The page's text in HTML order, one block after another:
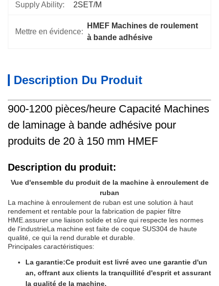
Supply Ability: 2SET/M
Mettre en évidence:
HMEF Machines de roulement
à bande adhésive
Description Du Produit
900-1200 pièces/heure Capacité Machines
de laminage à bande adhésive pour
produits de 20 à 150 mm HMEF
Description du produit:
Vue d'ensemble du produit de la machine à enroulement de
ruban
La machine à enroulement de ruban est une solution à haut
rendement et rentable pour la fabrication de papier filtre
HME.assurer une liaison solide et sûre qui respecte les normes
de l'industrieLa machine est faite de coque SUS304 de haute
qualité, ce qui la rend durable et durable.
Principales caractéristiques:
La garantie:Ce produit est livré avec une garantie d'un
an, offrant aux clients la tranquillité d'esprit et assurant
la qualité de la machine.